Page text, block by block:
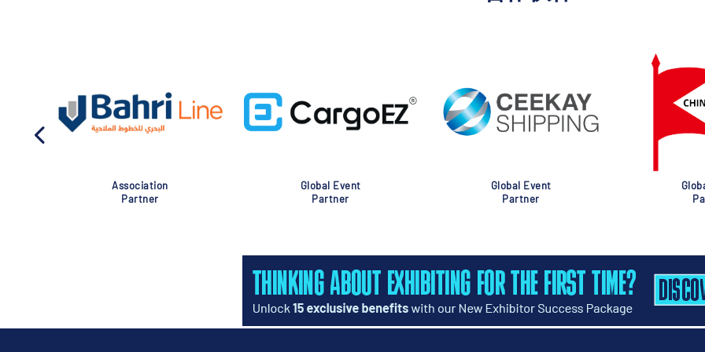
Association
Partner
Global Event
Partner
Global Event
Partner